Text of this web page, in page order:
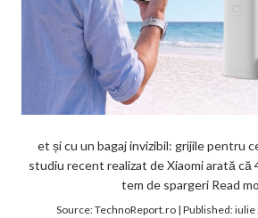
et și cu un bagaj invizibil: grijile pentru
studiu recent realizat de Xiaomi arată că
tem de spargeri Read
Source:TechnoReport.ro| Published:iulie